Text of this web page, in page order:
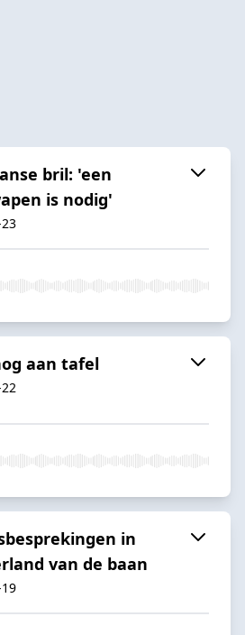
bril: 'een
is nodig'
aan tafel
in
van de baan